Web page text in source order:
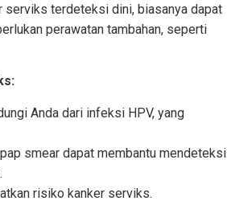
serviks terdeteksi dini, biasanya dapat
perawatan tambahan, seperti
Anda dari infeksi HPV, yang
smear dapat membantu mendeteksi
risiko kanker serviks.